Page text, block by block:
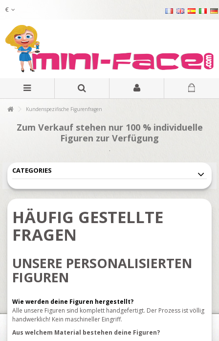
€
Kundenspezifische Figurenfragen
Zum Verkauf stehen nur 100 % individuelle
Figuren zur Verfügung
.
CATEGORIES
HÄUFIG GESTELLTE
FRAGEN
UNSERE PERSONALISIERTEN
FIGUREN
Wie werden deine Figuren hergestellt?
Alle unsere Figuren sind komplett handgefertigt. Der Prozess ist völlig
handwerklich! Kein maschineller Eingriff.
Aus welchem ​​Material bestehen deine Figuren?